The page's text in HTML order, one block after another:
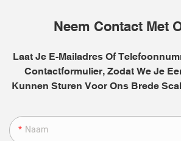
Neem Contact Met
Laat Je E-Mailadres Of
Contactformulier, Zodat We Je
Kunnen Sturen Voor Ons Brede
Naam